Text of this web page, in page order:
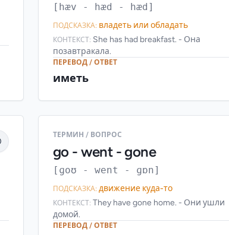
[hæv - hæd - hæd]
ПОДСКАЗКА:владеть или обладать
КОНТЕКСТ: She has had breakfast. - Она
позавтракала.
ПЕРЕВОД / ОТВЕТ
иметь
ТЕРМИН / ВОПРОС
go - went - gone
[ɡoʊ - went - ɡɒn]
ПОДСКАЗКА:движение куда-то
КОНТЕКСТ: They have gone home. - Они ушли
домой.
ПЕРЕВОД / ОТВЕТ